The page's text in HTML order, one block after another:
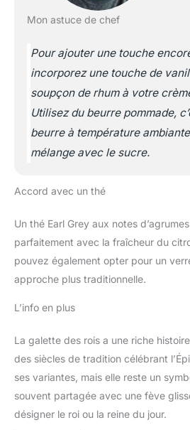
Mon astuce de chef
Pour ajouter une touche
incorporez une touche de
soupçon de rhum à votre
Utilisez du beurre pommade,
beurre à température
mélange avec le sucre.
Accord avec un thé
Un thé Earl Grey aux notes
parfaitement avec la fraîcheur du
pouvez également opter pour un
approche plus traditionnelle.
L’info en plus
La galette des rois a une riche
des siècles de tradition célébrant
ses variantes, mais elle reste un
souvent partagée avec une fève
désigner le roi ou la reine du jour.